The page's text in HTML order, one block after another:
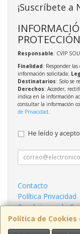
Política de
¡Suscríbete a
Responsable: CVIP
Finalidad: Responder
información solicitada;
Destinatarios: Solo se
Derechos: Acceder,
indica en la información
consultar la información
de Privacidad
He leído y
Contacto
Política Privacidad
Condiciones de
¿Quienes Somos?